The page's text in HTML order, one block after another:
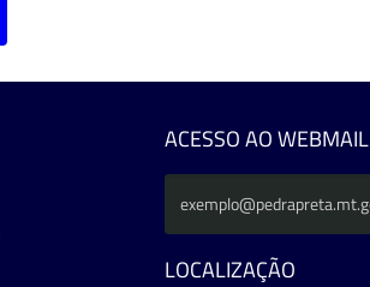
ACESSO AO WEBMAIL
LOCALIZAÇÃO